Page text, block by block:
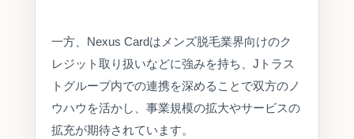
一方、Nexus Cardはメンズ脱毛業界向けのク
レジット取り扱いなどに強みを持ち、Jトラス
トグループ内での連携を深めることで双方のノ
ウハウを活かし、事業規模の拡大やサービスの
拡充が期待されています。